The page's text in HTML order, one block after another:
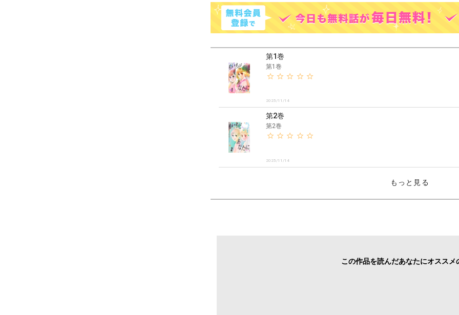
第1巻
第1巻
2025/11/14
第2巻
第2巻
2025/11/14
もっと見る
この作品を読んだあなたにオススメ